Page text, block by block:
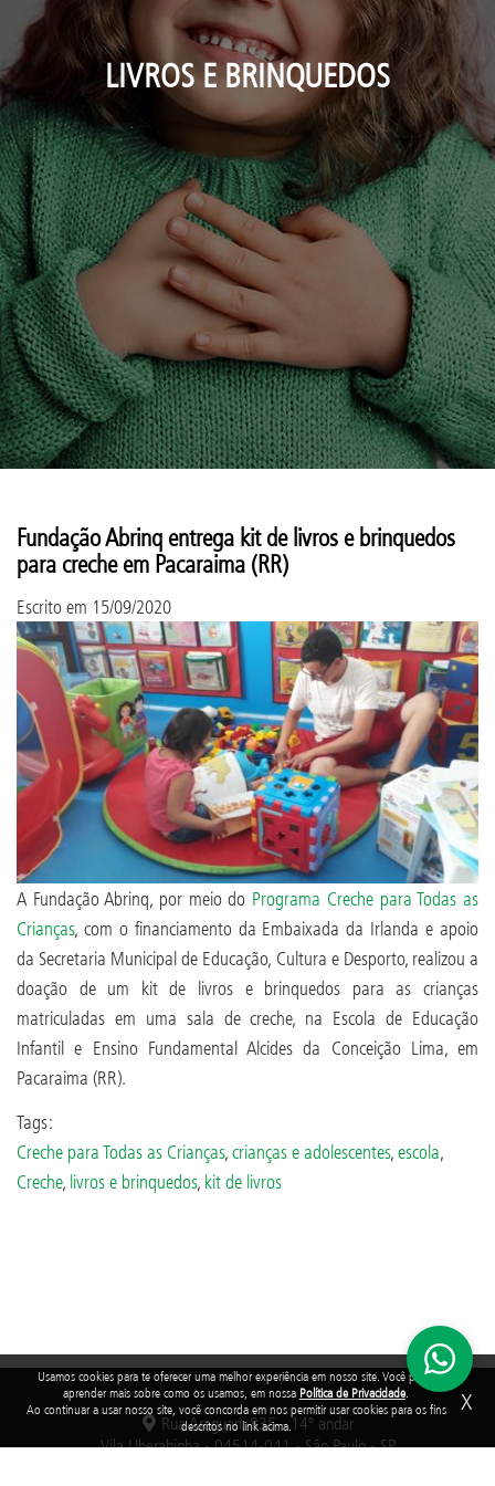
LIVROS E BRINQUEDOS
Usamos cookies para te oferecer uma melhor experiência em nosso site. Você pode
aprender mais sobre como os usamos, em nossa Política de Privacidade.
Ao continuar a usar nosso site, você concorda em nos permitir usar cookies para os fins
descritos no link acima.
X
Fundação Abrinq entrega kit de livros e brinquedos
para creche em Pacaraima (RR)
Escrito em 15/09/2020
A Fundação Abrinq, por meio do Programa Creche para Todas as
Crianças, com o financiamento da Embaixada da Irlanda e apoio
da Secretaria Municipal de Educação, Cultura e Desporto, realizou a
doação de um kit de livros e brinquedos para as crianças
matriculadas em uma sala de creche, na Escola de Educação
Infantil e Ensino Fundamental Alcides da Conceição Lima, em
Pacaraima (RR).
Tags:
Creche para Todas as Crianças,crianças e adolescentes,escola,
Creche, livros e brinquedos, kit de livros
Rua Araguari, 835 - 14º andar
Vila Uberabinha - 04514-041 - São Paulo - SP